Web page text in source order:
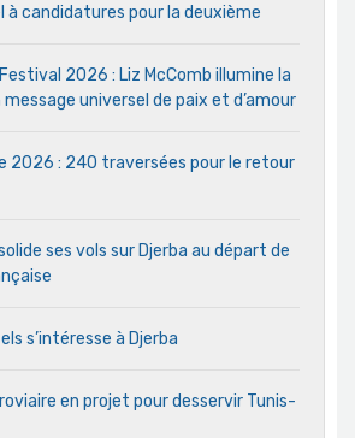
à candidatures pour la deuxième
2026 : Liz McComb illumine la
universel de paix et d’amour
2026 : 240 traversées pour le retour
ses vols sur Djerba au départ de
s’intéresse à Djerba
en projet pour desservir Tunis-